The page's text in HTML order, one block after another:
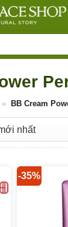
» BB Cream
-35%